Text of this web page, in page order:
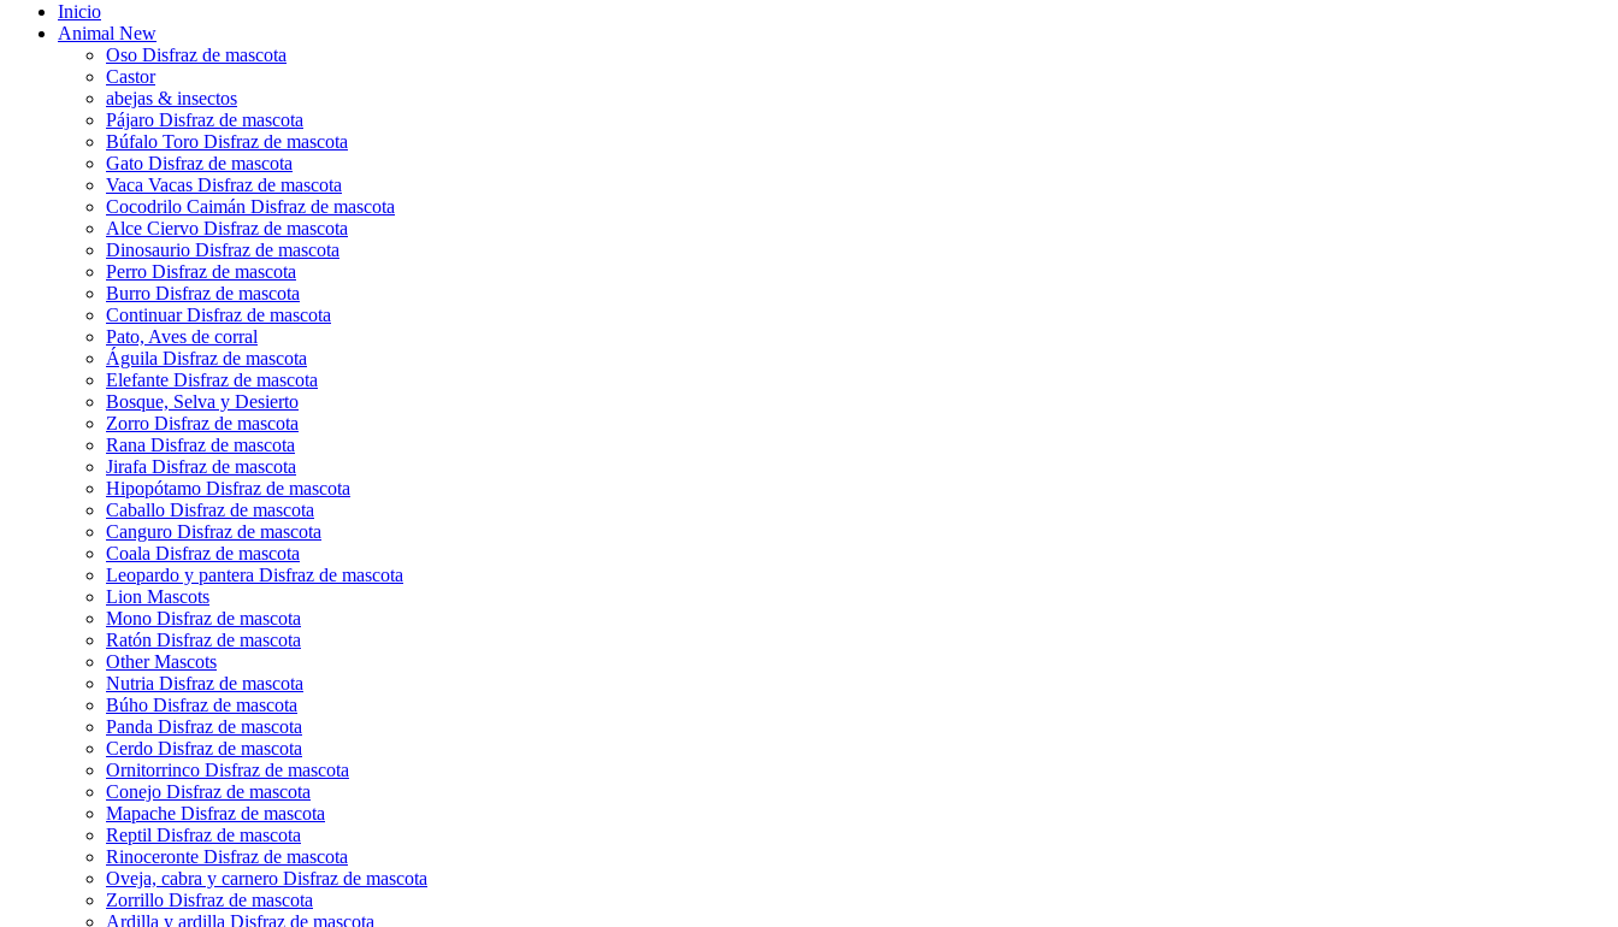
Inicio
Animal New
Oso Disfraz de mascota
Castor
abejas & insectos
Pájaro Disfraz de mascota
Búfalo Toro Disfraz de mascota
Gato Disfraz de mascota
Vaca Vacas Disfraz de mascota
Cocodrilo Caimán Disfraz de mascota
Alce Ciervo Disfraz de mascota
Dinosaurio Disfraz de mascota
Perro Disfraz de mascota
Burro Disfraz de mascota
Continuar Disfraz de mascota
Pato, Aves de corral
Águila Disfraz de mascota
Elefante Disfraz de mascota
Bosque, Selva y Desierto
Zorro Disfraz de mascota
Rana Disfraz de mascota
Jirafa Disfraz de mascota
Hipopótamo Disfraz de mascota
Caballo Disfraz de mascota
Canguro Disfraz de mascota
Coala Disfraz de mascota
Leopardo y pantera Disfraz de mascota
Lion Mascots
Mono Disfraz de mascota
Ratón Disfraz de mascota
Other Mascots
Nutria Disfraz de mascota
Búho Disfraz de mascota
Panda Disfraz de mascota
Cerdo Disfraz de mascota
Ornitorrinco Disfraz de mascota
Conejo Disfraz de mascota
Mapache Disfraz de mascota
Reptil Disfraz de mascota
Rinoceronte Disfraz de mascota
Oveja, cabra y carnero Disfraz de mascota
Zorrillo Disfraz de mascota
Ardilla y ardilla Disfraz de mascota